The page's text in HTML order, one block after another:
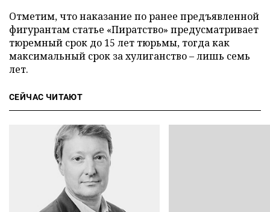
Отметим, что наказание по ранее предъявленной
фигурантам статье «Пиратство» предусматривает
тюремный срок до 15 лет тюрьмы, тогда как
максимальный срок за хулиганство – лишь семь
лет.
СЕЙЧАС ЧИТАЮТ